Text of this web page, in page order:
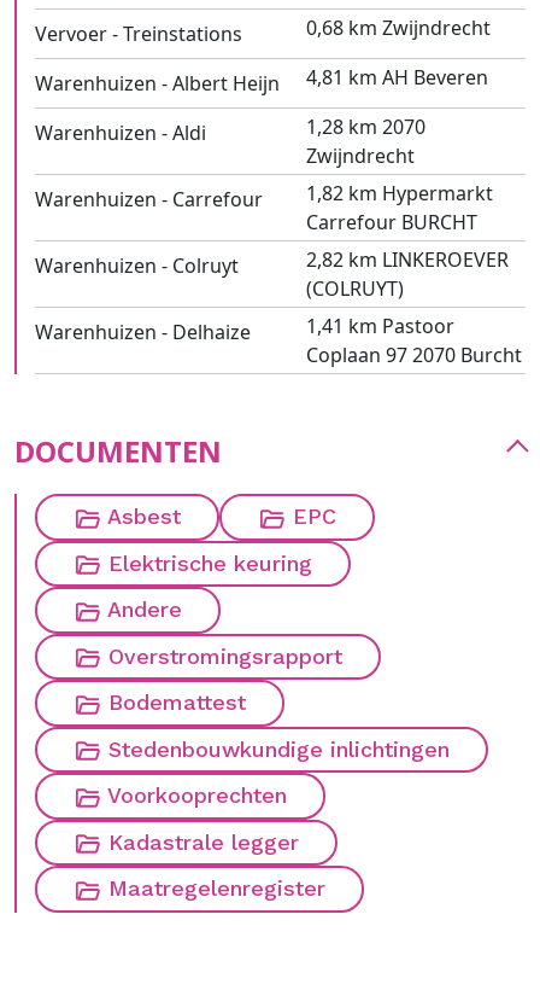
Vervoer - Treinstations 0,68 km Zwijndrecht
Warenhuizen - Albert Heijn 4,81 km AH Beveren
Warenhuizen - Aldi
1,28 km 2070
Zwijndrecht
Warenhuizen - Carrefour
1,82 km Hypermarkt
Carrefour BURCHT
Warenhuizen - Colruyt
2,82 km LINKEROEVER
(COLRUYT)
Warenhuizen - Delhaize
1,41 km Pastoor
Coplaan 97 2070 Burcht
DOCUMENTEN
Asbest
EPC
Elektrische keuring
Andere
Overstromingsrapport
Bodemattest
Stedenbouwkundige inlichtingen
Voorkooprechten
Kadastrale legger
Maatregelenregister